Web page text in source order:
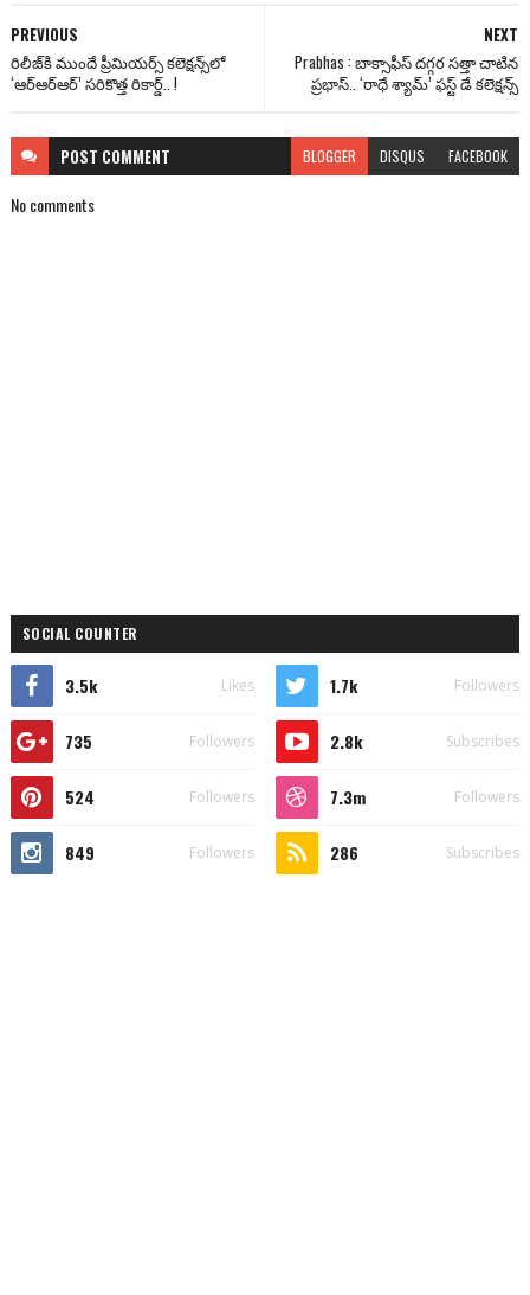
NEXT
Prabhas : బాక్సాఫీస్ దగ్గర సత్తా చాటిన
ప్రభాస్.. ‘రాధే శ్యామ్’ ఫ‌స్ట్ డే కలెక్ష‌న్స్‌
PREVIOUS
రిలీజ్‌కి ముందే ప్రీమియ‌ర్స్ కలెక్షన్స్‌లో
‘ఆర్ఆర్ఆర్’ సరికొత్త రికార్డ్‌.. !
POST COMMENT BLOGGER DISQUS FACEBOOK
No comments
SOCIAL COUNTER
3.5k Likes 1.7k Followers
735 Followers 2.8k Subscribes
524 Followers 7.3m Followers
849 Followers 286 Subscribes